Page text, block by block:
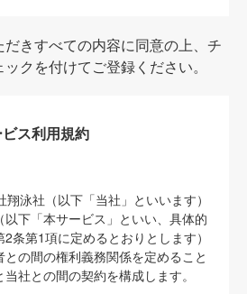
きすべての内容に同意の上、チ
クを付けてご登録ください。
ス利用規約
泳社（以下「当社」といいます）
下「本サービス」といい、具体的
条第1項に定めるとおりとします）
の間の権利義務関係を定めること
社との間の契約を構成します。